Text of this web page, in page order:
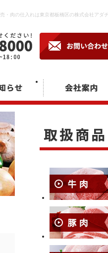
・肉の仕入れは東京都板橋区の株式会社アダ